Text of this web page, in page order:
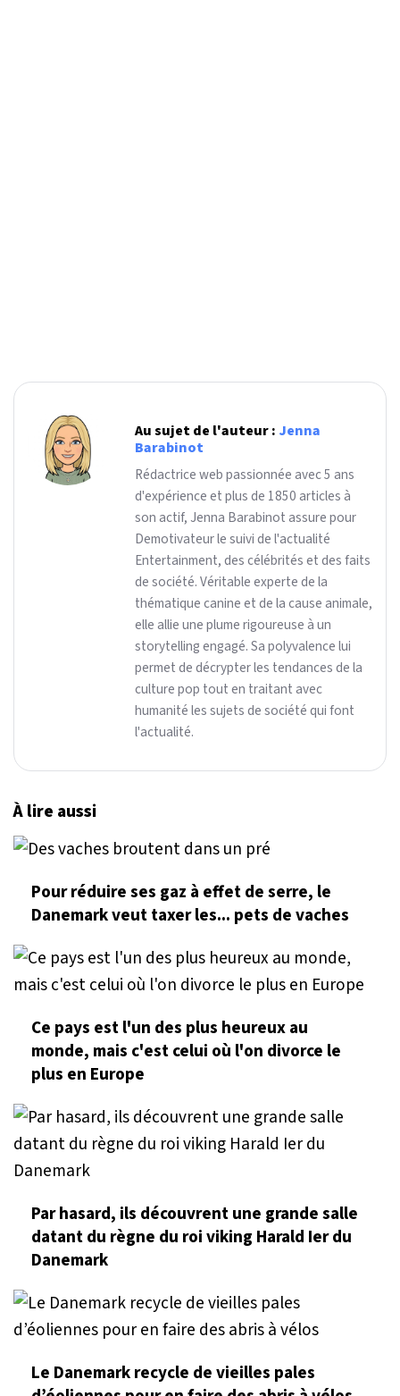
Au sujet de l'auteur : Jenna
Barabinot
Rédactrice web passionnée avec 5 ans
d'expérience et plus de 1850 articles à
son actif, Jenna Barabinot assure pour
Demotivateur le suivi de l'actualité
Entertainment, des célébrités et des faits
de société. Véritable experte de la
thématique canine et de la cause animale,
elle allie une plume rigoureuse à un
storytelling engagé. Sa polyvalence lui
permet de décrypter les tendances de la
culture pop tout en traitant avec
humanité les sujets de société qui font
l'actualité.
À lire aussi
Pour réduire ses gaz à effet de serre, le
Danemark veut taxer les... pets de vaches
Ce pays est l'un des plus heureux au
monde, mais c'est celui où l'on divorce le
plus en Europe
Par hasard, ils découvrent une grande salle
datant du règne du roi viking Harald Ier du
Danemark
Le Danemark recycle de vieilles pales